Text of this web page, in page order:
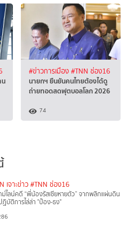
#ข่าวการเมือง#TNN ช่อง16
นายกฯ ยืนยันคนไทยต้องได้ดู
ถ่ายทอดสดฟุตบอลโลก 2026
74
เจาะข่าว #TNN ช่อง16
ม์ไลน์คดี “พี่น้องรัสเซียหายตัว” จากพลิกแผ่นดิน
ฏิบัติการไล่ล่า "ป๋อง-ธง"